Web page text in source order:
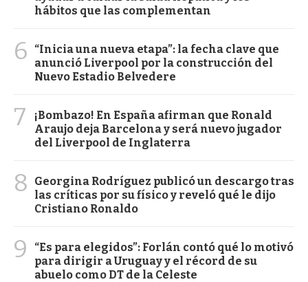
hábitos que las complementan
6
“Inicia una nueva etapa”: la fecha clave que
anunció Liverpool por la construcción del
Nuevo Estadio Belvedere
7
¡Bombazo! En España afirman que Ronald
Araujo deja Barcelona y será nuevo jugador
del Liverpool de Inglaterra
8
Georgina Rodríguez publicó un descargo tras
las críticas por su físico y reveló qué le dijo
Cristiano Ronaldo
9
“Es para elegidos”: Forlán contó qué lo motivó
para dirigir a Uruguay y el récord de su
abuelo como DT de la Celeste